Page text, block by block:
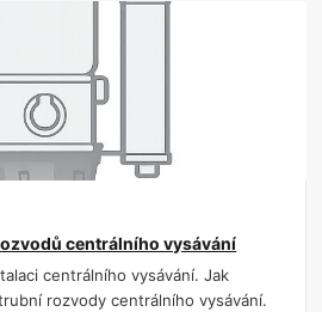
centrálního vysávání
centrálního vysávání. Jak
rozvody centrálního vysávání.